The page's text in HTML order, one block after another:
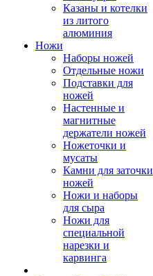
Казаны и котелки
из литого
алюминия
Ножи
Наборы ножей
Отдельные ножи
Подставки для
ножей
Настенные и
магнитные
держатели ножей
Ножеточки и
мусаты
Камни для заточки
ножей
Ножи и наборы
для сыра
Ножи для
специальной
нарезки и
карвинга